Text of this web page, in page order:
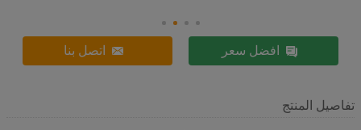
افضل سعر اتصل بنا
تفاصيل المنتج